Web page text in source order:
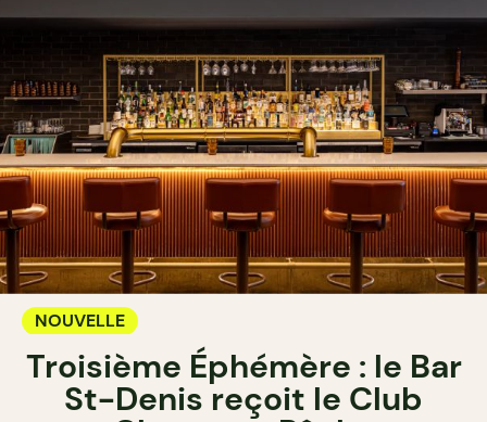
NOUVELLE
Troisième Éphémère : le Bar
St-Denis reçoit le Club